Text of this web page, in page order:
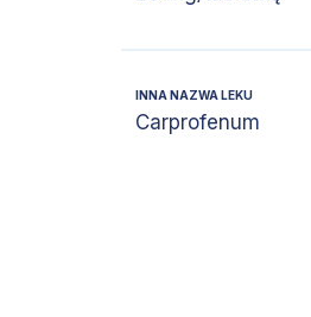
INNA NAZWA LEKU
Carprofenum